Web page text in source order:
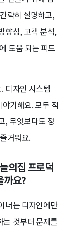
략히 설명하고,
향성, 고객 분석,
도움 되는 피드
디자인 시스템
기해요. 모두 적
, 무엇보다도 정
거워요.
의집 프로덕
까요?
너는 디자인에만
는 것부터 문제를